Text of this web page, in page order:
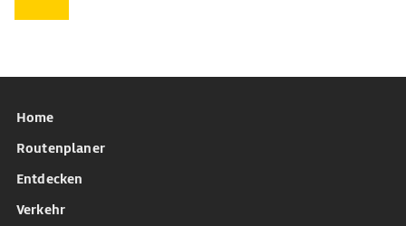
Home
Routenplaner
Entdecken
Verkehr